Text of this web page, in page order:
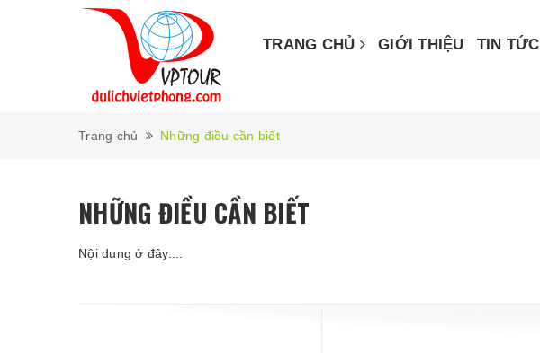
TRANG CHỦ GIỚI THIỆU TIN TỨC
Trang chủ Những điều cần biết
NHỮNG ĐIỀU CẦN BIẾT
Nội dung ở đây....